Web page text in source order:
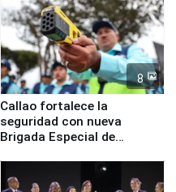
8
Callao fortalece la
seguridad con nueva
Brigada Especial de
equipamiento para
Serenazgo